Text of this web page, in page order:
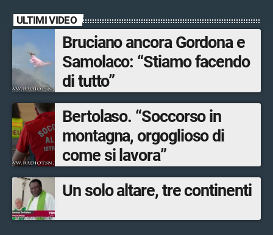
ULTIMI VIDEO
Bruciano ancora Gordona e
Samolaco: “Stiamo facendo
di tutto”
Bertolaso. “Soccorso in
montagna, orgoglioso di
come si lavora”
Un solo altare, tre continenti